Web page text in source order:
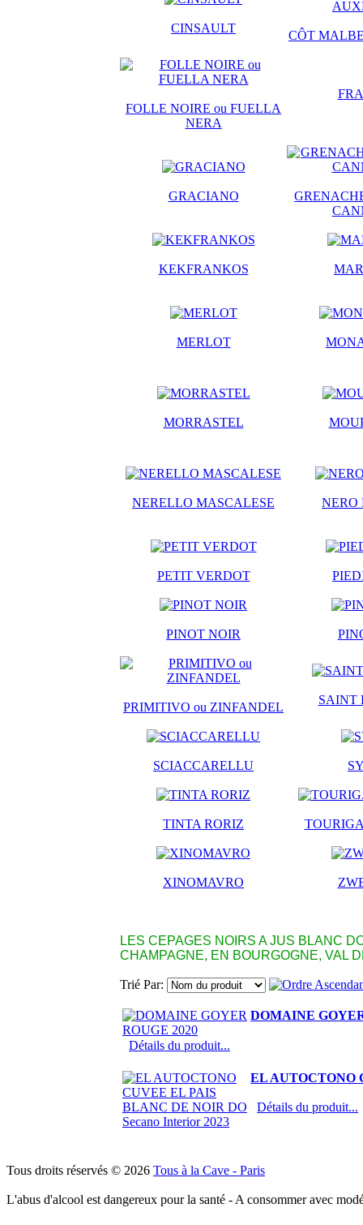
CINSAULT
CÔT
FOLLE NOIRE ou FUELLA
NERA
GRACIANO
KEKFRANKOS
MERLOT
MORRASTEL
NERELLO MASCALESE NERO
PETIT VERDOT
PINOT NOIR
PRIMITIVO ou ZINFANDEL
SAINT
SCIACCARELLU
TINTA RORIZ
XINOMAVRO
LES CEPAGES NOIRS A JUS BLANC
CHAMPAGNE, EN BOURGOGNE, VAL
Trié Par:
DOMAINE
Détails du produit...
EL AUTOCTONO
Détails du produit...
Tous droits réservés © 2026 Tous à la Cave - Paris
L'abus d'alcool est dangereux pour la santé - A consommer avec